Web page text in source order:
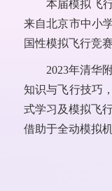
本届模拟飞
来自北京市中小
国性模拟飞行竞
2023年清华
知识与飞行技巧
式学习及模拟飞
借助于全动模拟